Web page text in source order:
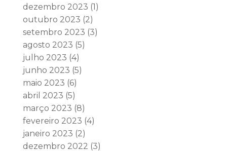
dezembro 2023 (1)
outubro 2023 (2)
setembro 2023 (3)
agosto 2023 (5)
julho 2023 (4)
junho 2023 (5)
maio 2023 (6)
abril 2023 (5)
março 2023 (8)
fevereiro 2023 (4)
janeiro 2023 (2)
dezembro 2022 (3)